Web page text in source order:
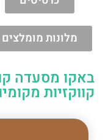
מלונות מומלצים
באקו מסעדה
קווקזיות